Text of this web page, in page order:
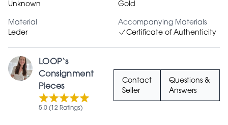
Unknown
Gold
Material
Leder
Accompanying Materials
Certificate of Authenticity
LOOP‘s
Consignment
Pieces
5.0 (12 Ratings)
Contact
Seller
Questions &
Answers